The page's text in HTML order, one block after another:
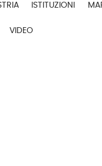
ISTITUZIONI
VIDEO